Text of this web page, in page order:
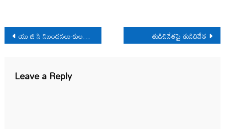
Post
navigation
యు జి సి నిబంధనలు-కులవివక్ష: సుప్రీం కోర్టు దృక్కోణం తుడిచివేతపై తుడిచివేత
Leave a Reply